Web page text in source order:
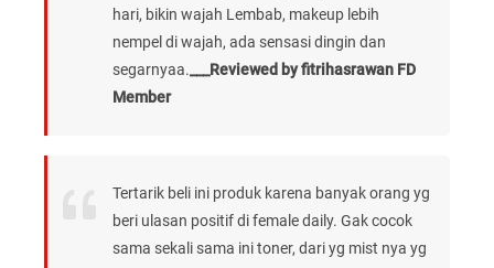
hari, bikin wajah Lembab, makeup lebih
nempel di wajah, ada sensasi dingin dan
segarnyaa.___Reviewed by fitrihasrawan FD
Member
Tertarik beli ini produk karena banyak orang yg
beri ulasan positif di female daily. Gak cocok
sama sekali sama ini toner, dari yg mist nya yg